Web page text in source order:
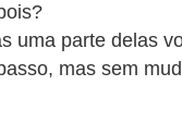
parte delas
mas sem